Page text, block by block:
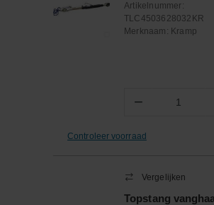
Artikelnummer:
TLC4503628032KR
Merknaam: Kramp
− Aantal
Controleer voorraad
Vergelijken
Topstang